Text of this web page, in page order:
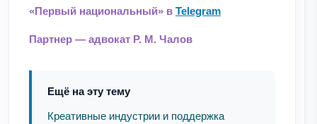
«Первый национальный» в Telegram
Партнер — адвокат Р. М. Чалов
Ещё на эту тему
Креативные индустрии и поддержка